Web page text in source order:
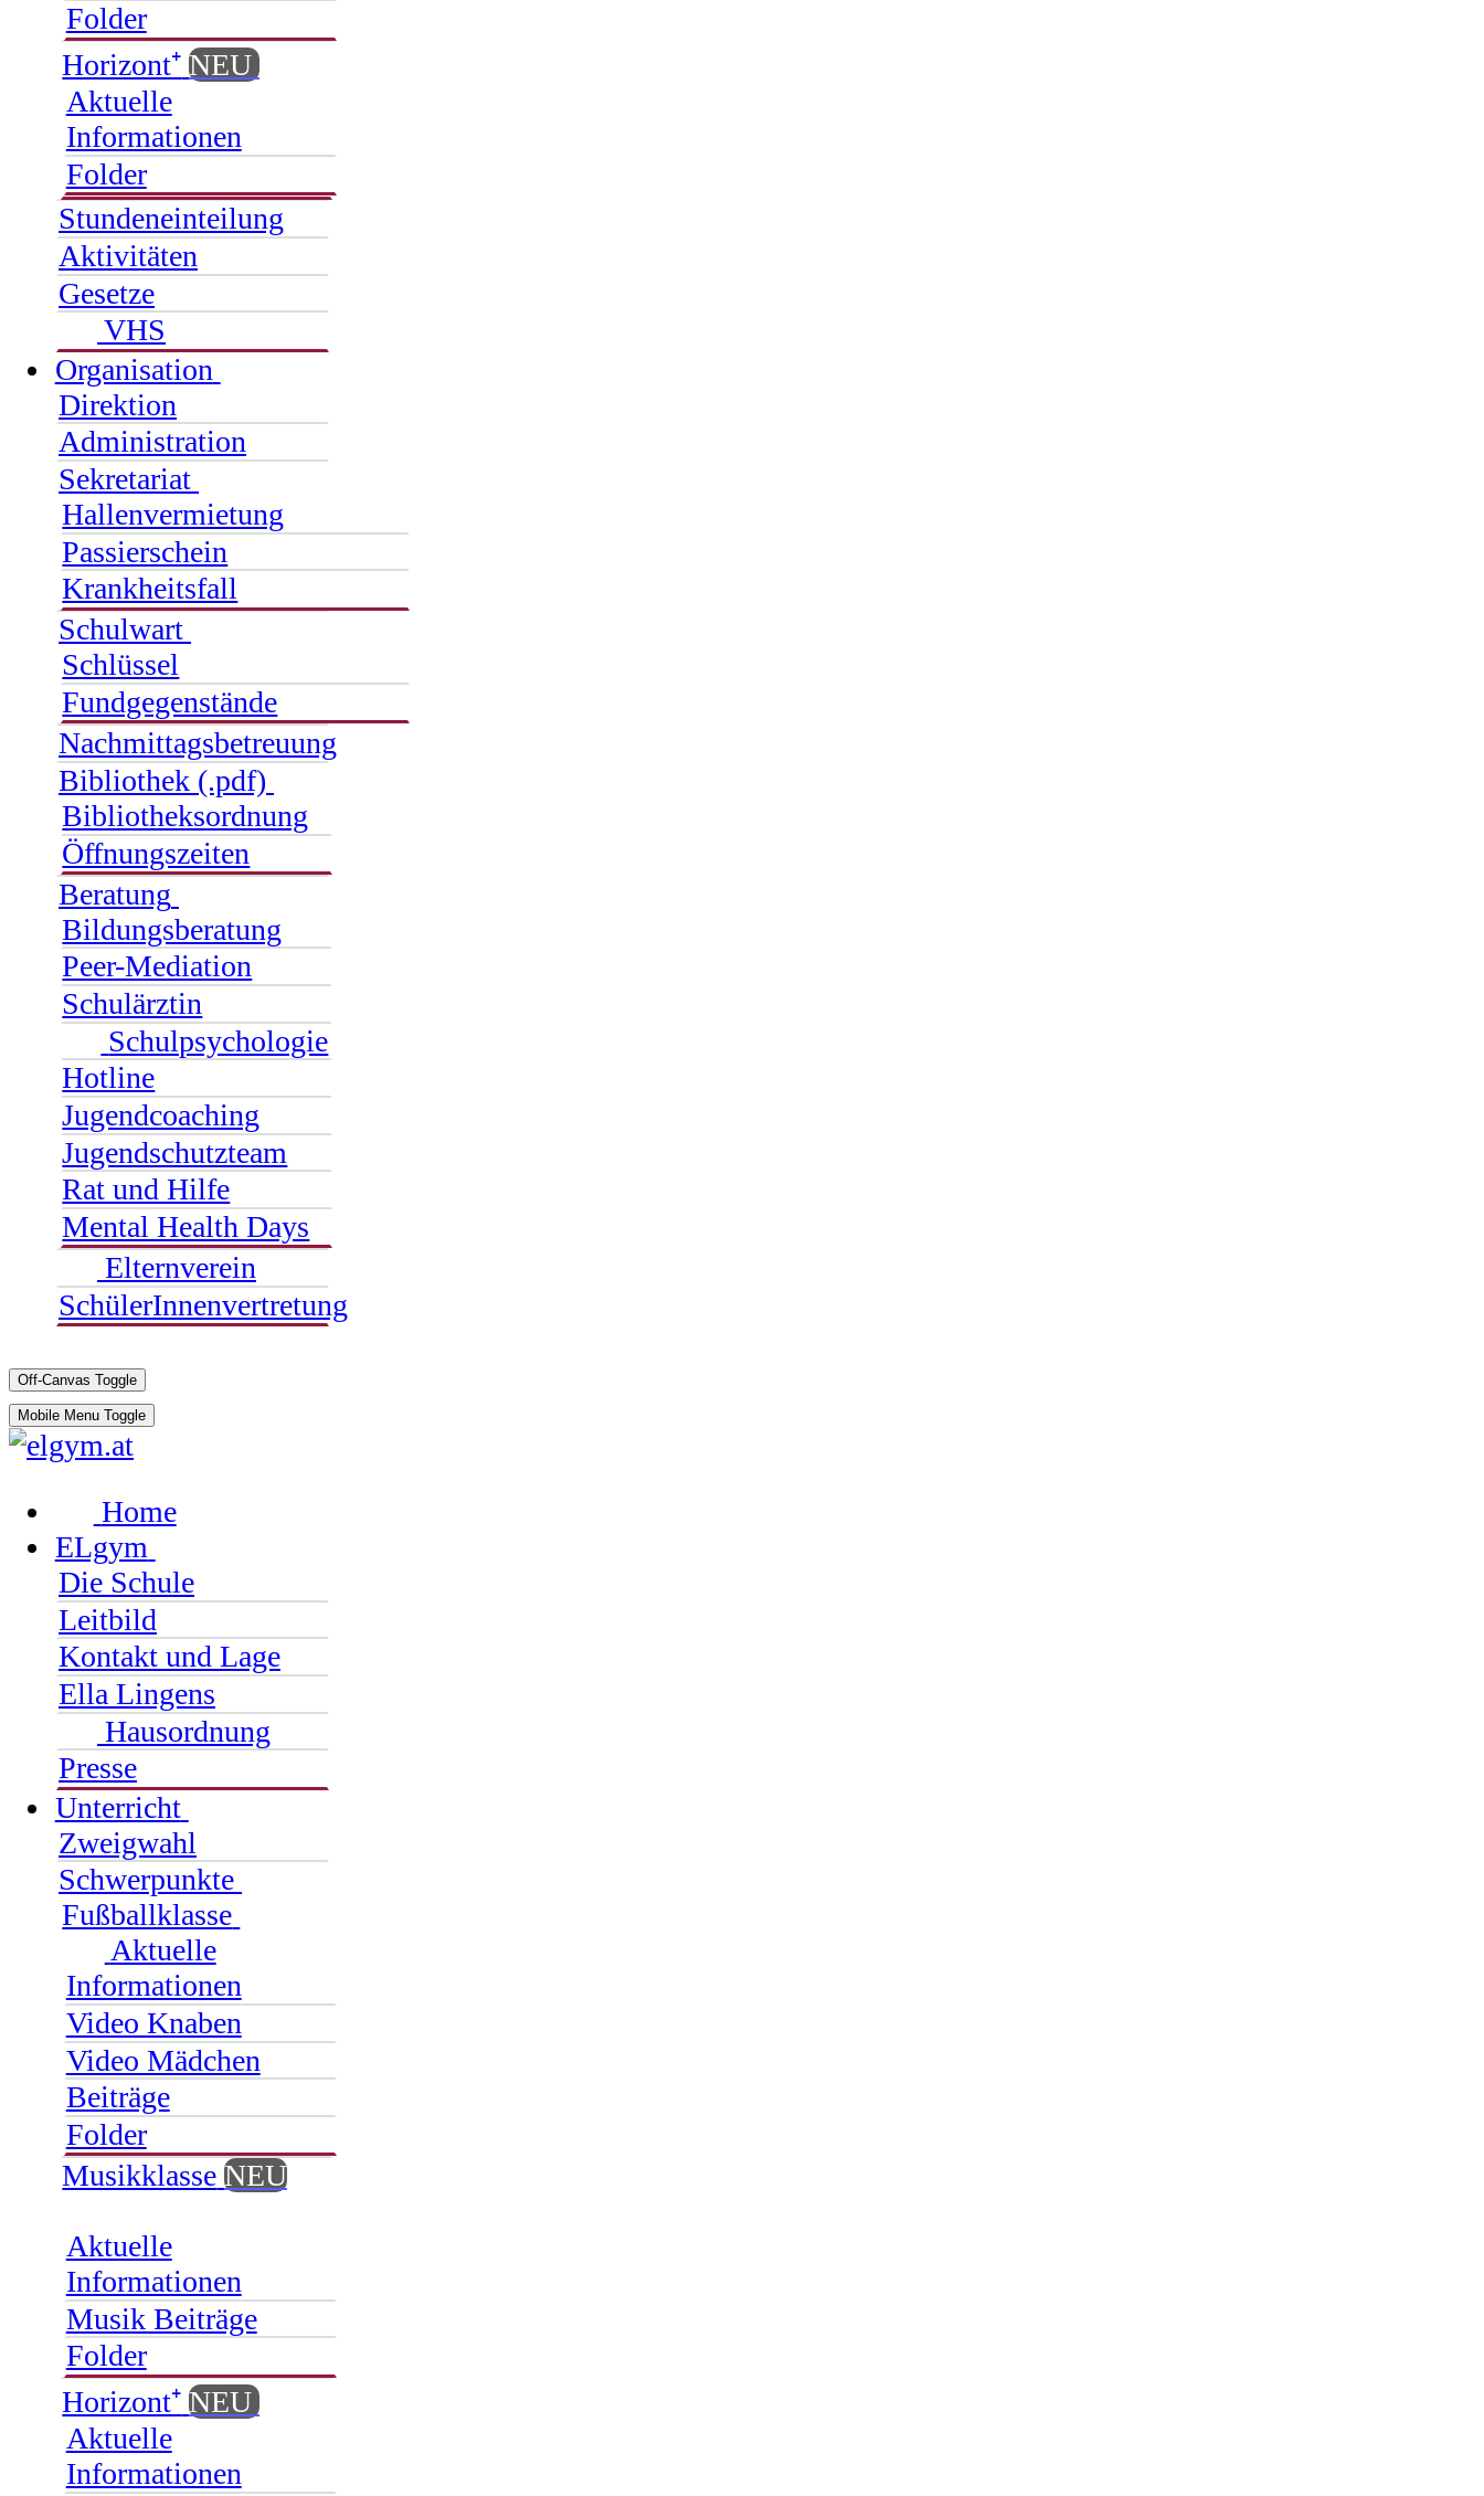
Folder
Horizont⁺ NEU
Aktuelle
Informationen
Folder
Stundeneinteilung
Aktivitäten
Gesetze
VHS
Organisation
Direktion
Administration
Sekretariat
Hallenvermietung
Passierschein
Krankheitsfall
Schulwart
Schlüssel
Fundgegenstände
Nachmittagsbetreuung
Bibliothek (.pdf)
Bibliotheksordnung
Öffnungszeiten
Beratung
Bildungsberatung
Peer-Mediation
Schulärztin
Schulpsychologie
Hotline
Jugendcoaching
Jugendschutzteam
Rat und Hilfe
Mental Health Days
Elternverein
SchülerInnenvertretung
Off-Canvas Toggle
Mobile Menu Toggle
Home
ELgym
Die Schule
Leitbild
Kontakt und Lage
Ella Lingens
Hausordnung
Presse
Unterricht
Zweigwahl
Schwerpunkte
Fußballklasse
Aktuelle
Informationen
Video Knaben
Video Mädchen
Beiträge
Folder
Musikklasse NEU
Aktuelle
Informationen
Musik Beiträge
Folder
Horizont⁺ NEU
Aktuelle
Informationen